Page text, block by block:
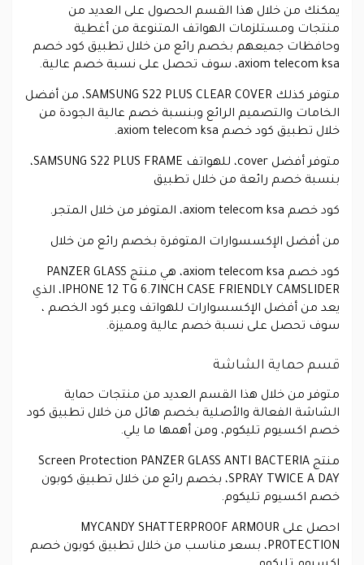
يمكنك من خلال هذا القسم الحصول على العديد من
منتجات ومستلزمات الهواتف المتنوعة من أغطية
وحافظات جميعهم بخصم رائع من خلال تطبيق كود خصم
axiom telecom ksa، سوف تحصل على نسبة خصم عالية.
متوفر كذلك SAMSUNG S22 PLUS CLEAR COVER، من أفضل
الخامات والتصميم الرائع وبنسبة خصم عالية الجودة من
خلال تطبيق كود خصم axiom telecom ksa.
متوفر أفضل cover، للهواتف SAMSUNG S22 PLUS FRAME،
بنسبة خصم رائعة من خلال تطبيق
كود خصم axiom telecom ksa، المتوفر من خلال المتجر.
من أفضل الإكسسوارات المتوفرة بخصم رائع من خلال
كود خصم axiom telecom ksa، هي منتج PANZER GLASS
IPHONE 12 TG 6.7INCH CASE FRIENDLY CAMSLIDER، الذي
يعد من أفضل الإكسسوارات للهواتف وعبر كود الخصم ،
سوف تحصل على نسبة خصم عالية ومميزة.
قسم حماية الشاشة
متوفر من خلال هذا القسم العديد من منتجات حماية
الشاشة الفعالة والأصلية بخصم هائل من خلال تطبيق كود
خصم اكسيوم تليكوم، ومن أهمها ما يلي.
منتج Screen Protection PANZER GLASS ANTI BACTERIA
SPRAY TWICE A DAY، بخصم رائع من خلال تطبيق كوبون
خصم اكسيوم تليكوم.
احصل على MYCANDY SHATTERPROOF ARMOUR
PROTECTION، بسعر مناسب من خلال تطبيق كوبون خصم